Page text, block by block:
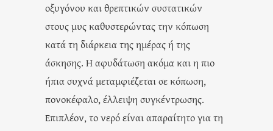
οξυγόνου και θρεπτικών συστατικών
στους μυς καθυστερώντας την κόπωση
κατά τη διάρκεια της ημέρας ή της
άσκησης. Η αφυδάτωση ακόμα και η πιο
ήπια συχνά μεταμφιέζεται σε κόπωση,
πονοκέφαλο, έλλειψη συγκέντρωσης.
Επιπλέον, το νερό είναι απαραίτητο για τη